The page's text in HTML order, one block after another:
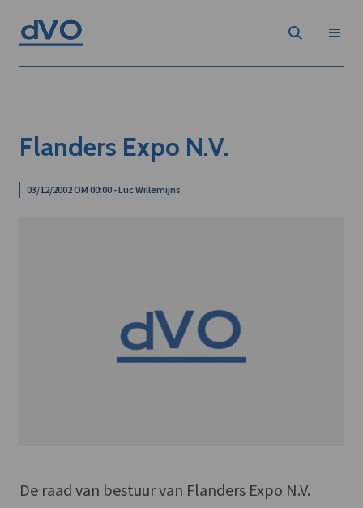
Flanders Expo N.V.
03/12/2002 OM 00:00 - Luc Willemijns
De raad van bestuur van Flanders Expo N.V.